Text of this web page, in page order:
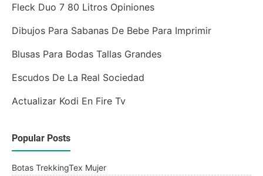
Fleck Duo 7 80 Litros Opiniones
Dibujos Para Sabanas De Bebe Para Imprimir
Blusas Para Bodas Tallas Grandes
Escudos De La Real Sociedad
Actualizar Kodi En Fire Tv
Popular Posts
Botas TrekkingTex Mujer